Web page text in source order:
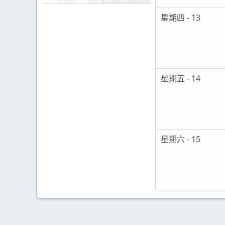
星期四 - 13
星期五 - 14
星期六 - 15